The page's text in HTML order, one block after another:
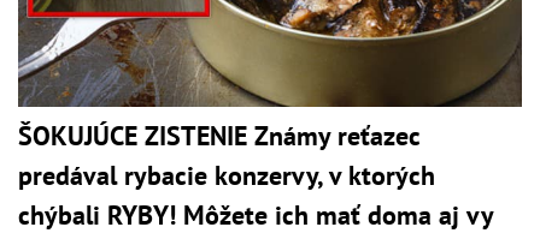
ŠOKUJÚCE ZISTENIE Známy reťazec
predával rybacie konzervy, v ktorých
chýbali RYBY! Môžete ich mať doma aj vy